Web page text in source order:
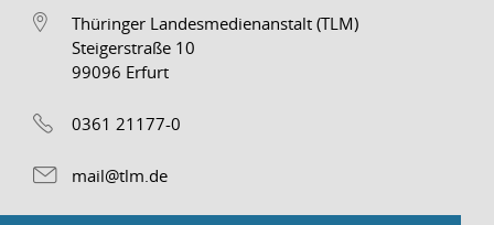
Thüringer Landesmedienanstalt (TLM)
Steigerstraße 10
99096 Erfurt
0361 21177-0
mail@tlm.de